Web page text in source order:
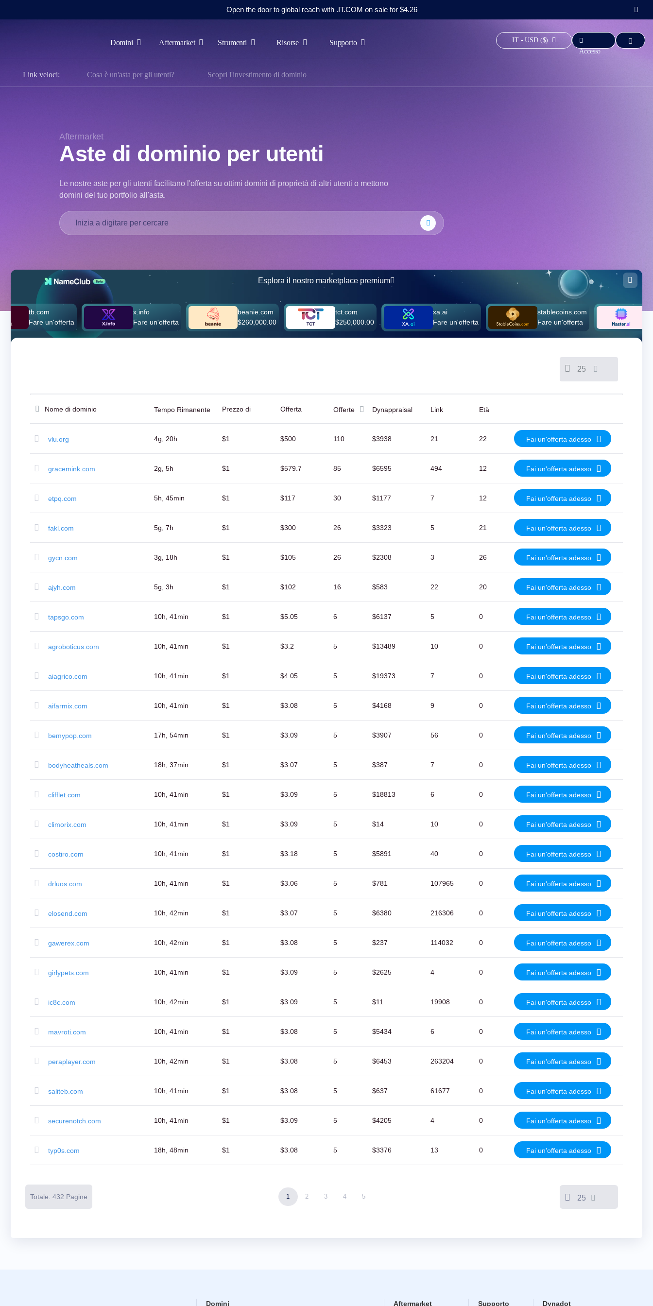
Open the door to global reach with .IT.COM on sale for $4.26
Domini Aftermarket Strumenti Risorse Supporto
IT - USD ($)
Accesso
Domini
Aftermarket
Français
Русский
($)
US Dollar USD ($)
Real Brasileiro BRL
Indian Rupee INR (Rs.)
IDR (Rp)
(AU$)
Domini
dominio
Ricerca
Ricerca
Trasferimento
Trasferimento
Valutazione
Strumento
Gestione
Dominio
Aftermarket
portfolio
mercato
scaduti
Opportunità
chiusura
Utenti
Premium
Strumenti
Link veloci: Cosa è un'asta per gli utenti? Scopri l'investimento di dominio
Aftermarket
Aste di dominio per utenti
Le nostre aste per gli utenti facilitano l'offerta su ottimi domini di proprietà di altri utenti o mettono
domini del tuo portfolio all'asta.
Esplora il nostro marketplace premium
tb.com
Fare un'offerta
x.info
Fare un'offerta
beanie.com
$260,000.00
tct.com
$250,000.00
xa.ai
Fare un'offerta
stablecoins.com
Fare un'offerta
master.ai
Fare
25
Nome di dominio Tempo Rimanente Prezzo di
partenza
Offerta
corrente
Offerte Dynappraisal Link Età
vlu.org 4g, 20h $1 $500 110 $3938 21 22 Fai un'offerta adesso
gracemink.com 2g, 5h $1 $579.7 85 $6595 494 12 Fai un'offerta adesso
etpq.com 5h, 45min $1 $117 30 $1177 7 12 Fai un'offerta adesso
fakl.com 5g, 7h $1 $300 26 $3323 5 21 Fai un'offerta adesso
gycn.com 3g, 18h $1 $105 26 $2308 3 26 Fai un'offerta adesso
ajyh.com 5g, 3h $1 $102 16 $583 22 20 Fai un'offerta adesso
tapsgo.com 10h, 41min $1 $5.05 6 $6137 5 0 Fai un'offerta adesso
agroboticus.com 10h, 41min $1 $3.2 5 $13489 10 0 Fai un'offerta adesso
aiagrico.com 10h, 41min $1 $4.05 5 $19373 7 0 Fai un'offerta adesso
aifarmix.com 10h, 41min $1 $3.08 5 $4168 9 0 Fai un'offerta adesso
bemypop.com 17h, 54min $1 $3.09 5 $3907 56 0 Fai un'offerta adesso
bodyheatheals.com 18h, 37min $1 $3.07 5 $387 7 0 Fai un'offerta adesso
clifflet.com 10h, 41min $1 $3.09 5 $18813 6 0 Fai un'offerta adesso
climorix.com 10h, 41min $1 $3.09 5 $14 10 0 Fai un'offerta adesso
costiro.com 10h, 41min $1 $3.18 5 $5891 40 0 Fai un'offerta adesso
drluos.com 10h, 41min $1 $3.06 5 $781 107965 0 Fai un'offerta adesso
elosend.com 10h, 42min $1 $3.07 5 $6380 216306 0 Fai un'offerta adesso
gawerex.com 10h, 42min $1 $3.08 5 $237 114032 0 Fai un'offerta adesso
girlypets.com 10h, 41min $1 $3.09 5 $2625 4 0 Fai un'offerta adesso
ic8c.com 10h, 42min $1 $3.09 5 $11 19908 0 Fai un'offerta adesso
mavroti.com 10h, 41min $1 $3.08 5 $5434 6 0 Fai un'offerta adesso
peraplayer.com 10h, 42min $1 $3.08 5 $6453 263204 0 Fai un'offerta adesso
saliteb.com 10h, 41min $1 $3.08 5 $637 61677 0 Fai un'offerta adesso
securenotch.com 10h, 41min $1 $3.09 5 $4205 4 0 Fai un'offerta adesso
typ0s.com 18h, 48min $1 $3.08 5 $3376 13 0 Fai un'offerta adesso
Totale: 432 Pagine 1 2 3 4 5 25
Domini Aftermarket Supporto Dynadot